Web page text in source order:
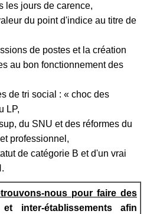
les jours de carence,
du point d'indice au titre de
de postes et la création
au bon fonctionnement des
de tri social : « choc des
LP,
du SNU etdes réformes du
professionnel,
de catégorie B et d'un vrai
nous pour faire des
inter-établissements afin